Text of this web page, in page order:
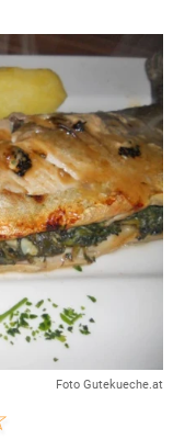
Foto Gutekueche.at